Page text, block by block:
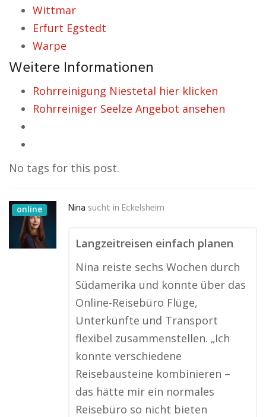
Wittmar
Erfurt Egstedt
Warpe
Weitere Informationen
Rohrreinigung Niestetal hier klicken
Rohrreiniger Seelze Angebot ansehen
No tags for this post.
online Nina sucht in Eckelsheim
Langzeitreisen einfach planen
Nina reiste sechs Wochen durch
Südamerika und konnte über das
Online-Reisebüro Flüge,
Unterkünfte und Transport
flexibel zusammenstellen. „Ich
konnte verschiedene
Reisebausteine kombinieren –
das hätte mir ein normales
Reisebüro so nicht bieten